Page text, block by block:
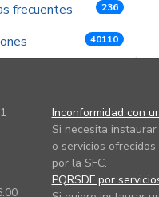
frecuentes 236
40110
Inconformidad con
Si necesita
o servicios
por la SFC.
PQRSDF por